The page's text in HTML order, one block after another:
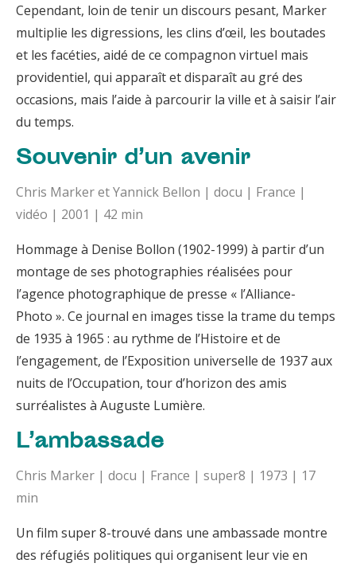
Cependant, loin de tenir un discours pesant, Marker
multiplie les digressions, les clins d’œil, les boutades
et les facéties, aidé de ce compagnon virtuel mais
providentiel, qui apparaît et disparaît au gré des
occasions, mais l’aide à parcourir la ville et à saisir l’air
du temps.
Souvenir d’un avenir
Chris Marker et Yannick Bellon | docu | France |
vidéo | 2001 | 42 min
Hommage à Denise Bollon (1902-1999) à partir d’un
montage de ses photographies réalisées pour
l’agence photographique de presse « l’Alliance-
Photo ». Ce journal en images tisse la trame du temps
de 1935 à 1965 : au rythme de l’Histoire et de
l’engagement, de l’Exposition universelle de 1937 aux
nuits de l’Occupation, tour d’horizon des amis
surréalistes à Auguste Lumière.
L’ambassade
Chris Marker | docu | France | super8 | 1973 | 17
min
Un film super 8-trouvé dans une ambassade montre
des réfugiés politiques qui organisent leur vie en